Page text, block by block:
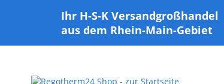
Ihr H-S-K Versandgroßhandel
aus dem Rhein-Main-Gebiet